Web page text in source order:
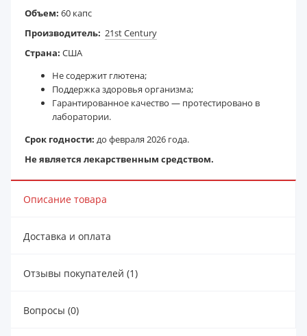
Объем: 60 капс
Производитель: 21st Century
Страна: США
Не содержит глютена;
Поддержка здоровья организма;
Гарантированное качество — протестировано в
лаборатории.
Срок годности: до февраля 2026 года.
Не является лекарственным средством.
Описание товара
Доставка и оплата
Отзывы покупателей (1)
Вопросы (0)